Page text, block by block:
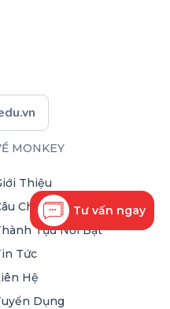
Tư vấn ngay
MONKEY
Thiệu
Chuyện Thương Hiệu
Tựu Nổi Bật
Tức
Hệ
Dụng